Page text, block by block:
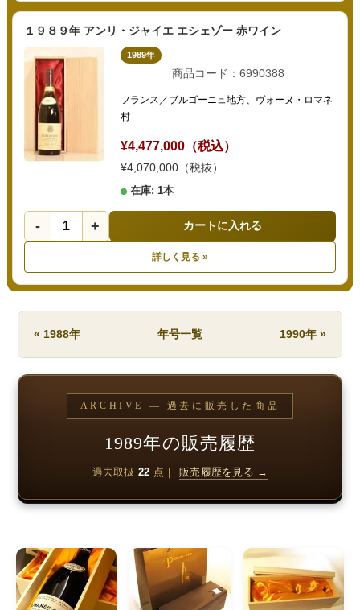
１９８９年 アンリ・ジャイエ エシェゾー 赤ワイン
1989年
商品コード：6990388
フランス／ブルゴーニュ地方、ヴォーヌ・ロマネ
村
¥4,477,000（税込）
¥4,070,000（税抜）
在庫: 1本
- + カートに入れる
詳しく見る »
« 1988年 年号一覧 1990年 »
ARCHIVE — 過去に販売した商品
1989年の販売履歴
過去取扱 22 点｜ 販売履歴を見る →